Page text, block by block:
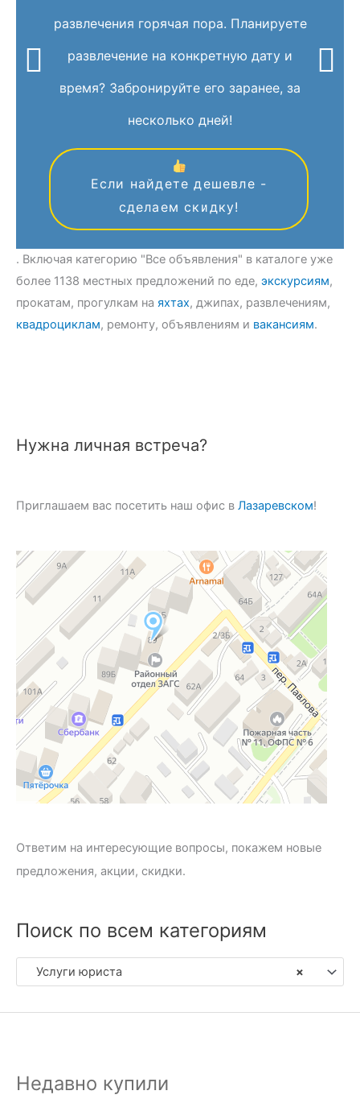
Нужна личная встреча?
Приглашаем вас посетить наш офис в Лазаревском!
Ответим на интересующие вопросы, покажем новые
предложения, акции, скидки.
Поиск по всем категориям
×
Услуги юриста
развлечения горячая пора. Планируете
развлечение на конкретную дату и
время? Забронируйте его заранее, за
несколько дней!
Если найдете дешевле -
сделаем скидку!
. Включая категорию "Все объявления" в каталоге уже
более 1138 местных предложений по еде, экскурсиям,
прокатам, прогулкам на яхтах, джипах, развлечениям,
квадроциклам, ремонту, объявлениям и вакансиям.
Недавно купили